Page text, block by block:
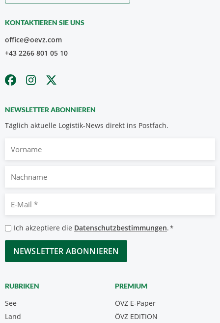
KONTAKTIEREN SIE UNS
office@oevz.com
+43 2266 801 05 10
NEWSLETTER ABONNIEREN
Täglich aktuelle Logistik-News direkt ins Postfach.
Nachname
Mail
*
Datenschutzbestimmungen
*
Ich akzeptiere die Datenschutzbestimmungen.*
CAPTCHA
RUBRIKEN
See
Land
PREMIUM
ÖVZ E-Paper
ÖVZ EDITION